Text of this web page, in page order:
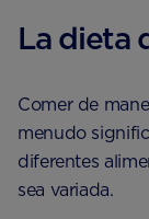
La dieta
Comer de
menudo
diferentes
sea variada.